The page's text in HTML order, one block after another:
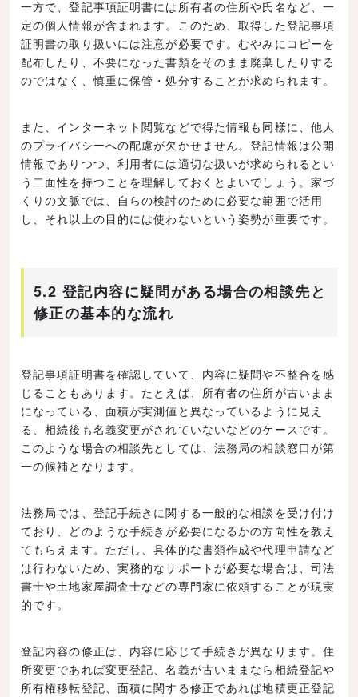
一方で、登記事項証明書には所有者の住所や氏名など、一
定の個人情報が含まれます。このため、取得した登記事項
証明書の取り扱いには注意が必要です。むやみにコピーを
配布したり、不要になった書類をそのまま廃棄したりする
のではなく、慎重に保管・処分することが求められます。
また、インターネット閲覧などで得た情報も同様に、他人
のプライバシーへの配慮が欠かせません。登記情報は公開
情報でありつつ、利用者には適切な扱いが求められるとい
う二面性を持つことを理解しておくとよいでしょう。家づ
くりの文脈では、自らの検討のために必要な範囲で活用
し、それ以上の目的には使わないという姿勢が重要です。
5.2 登記内容に疑問がある場合の相談先と
修正の基本的な流れ
登記事項証明書を確認していて、内容に疑問や不整合を感
じることもあります。たとえば、所有者の住所が古いまま
になっている、面積が実測値と異なっているように見え
る、相続後も名義変更がされていないなどのケースです。
このような場合の相談先としては、法務局の相談窓口が第
一の候補となります。
法務局では、登記手続きに関する一般的な相談を受け付け
ており、どのような手続きが必要になるかの方向性を教え
てもらえます。ただし、具体的な書類作成や代理申請など
は行わないため、実務的なサポートが必要な場合は、司法
書士や土地家屋調査士などの専門家に依頼することが現実
的です。
登記内容の修正は、内容に応じて手続きが異なります。住
所変更であれば変更登記、名義が古いままなら相続登記や
所有権移転登記、面積に関する修正であれば地積更正登記